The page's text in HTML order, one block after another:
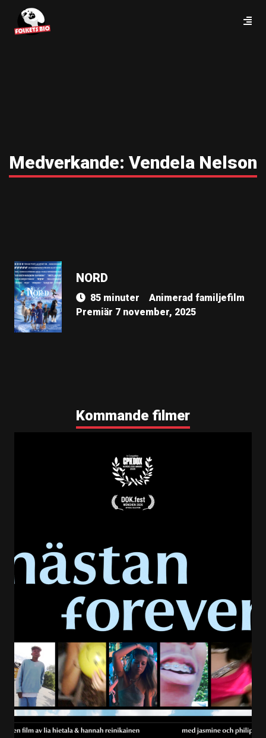
Medverkande: Vendela Nelson
NORD
85 minuter
Animerad familjefilm
Premiär 7 november, 2025
Kommande filmer